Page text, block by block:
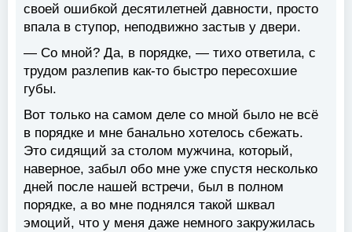
своей ошибкой десятилетней давности, просто
впала в ступор, неподвижно застыв у двери.
— Со мной? Да, в порядке, — тихо ответила, с
трудом разлепив как-то быстро пересохшие
губы.
Вот только на самом деле со мной было не всё
в порядке и мне банально хотелось сбежать.
Это сидящий за столом мужчина, который,
наверное, забыл обо мне уже спустя несколько
дней после нашей встречи, был в полном
порядке, а во мне поднялся такой шквал
эмоций, что у меня даже немного закружилась